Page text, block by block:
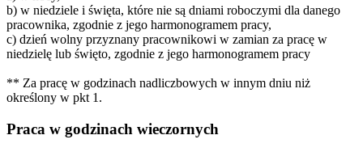
b) w niedziele i święta, które nie są dniami roboczymi dla danego
pracownika, zgodnie z jego harmonogramem pracy,
c) dzień wolny przyznany pracownikowi w zamian za pracę w
niedzielę lub święto, zgodnie z jego harmonogramem pracy
** Za pracę w godzinach nadliczbowych w innym dniu niż
określony w pkt 1.
Praca w godzinach wieczornych